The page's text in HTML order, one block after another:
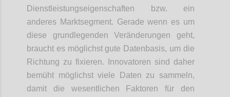
Dienstleistungseigenschaften bzw. ein
anderes Marktsegment. Gerade wenn es um
diese grundlegenden Veränderungen geht,
braucht es möglichst gute Datenbasis, um die
Richtung zu fixieren. Innovatoren sind daher
bemüht möglichst viele Daten zu sammeln,
damit die wesentlichen Faktoren für den